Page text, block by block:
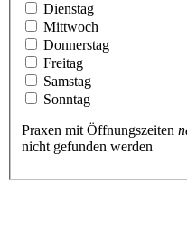
Dienstag
Mittwoch
Donnerstag
Freitag
Samstag
Sonntag
Praxen mit Öffnungszeiten
nicht gefunden werden